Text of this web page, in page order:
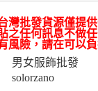
灣批發貨源僅提
之任何訊息不做任
風險，請在可以
男女服飾批發
solorzano